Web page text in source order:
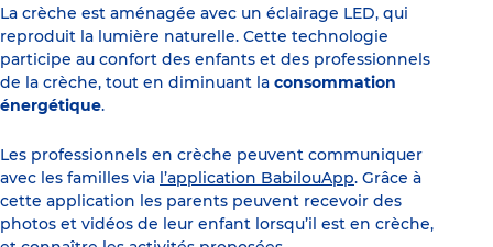
La crèche est aménagée avec un éclairage LED, qui
reproduit la lumière naturelle. Cette technologie
participe au confort des enfants et des professionnels
de la crèche, tout en diminuant la consommation
énergétique.
Les professionnels en crèche peuvent communiquer
avec les familles via l’application BabilouApp. Grâce à
cette application les parents peuvent recevoir des
photos et vidéos de leur enfant lorsqu’il est en crèche,